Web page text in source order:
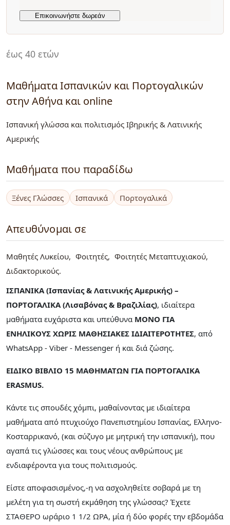
έως 40 ετών
Μαθήματα Ισπανικών και Πορτογαλικών
στην Αθήνα και online
Ισπανική γλώσσα και πολιτισμός Ιβηρικής & Λατινικής
Αμερικής
Μαθήματα που παραδίδω
Ξένες Γλώσσες Ισπανικά Πορτογαλικά
Απευθύνομαι σε
Μαθητές Λυκείου Φοιτητές
Φοιτητές Μεταπτυχιακού
Διδακτορικούς
ΙΣΠΑΝΙΚΑ (Ισπανίας & Λατινικής Αμερικής) –
ΠΟΡΤΟΓΑΛΙΚΑ (Λισαβόνας & Βραζιλίας), ιδιαίτερα
μαθήματα ευχάριστα και υπεύθυνα ΜΟΝΟ ΓΙΑ
ΕΝΗΛΙΚΟΥΣ ΧΩΡΙΣ ΜΑΘΗΣΙΑΚΕΣ ΙΔΙΑΙΤΕΡΟΤΗΤΕΣ, από
WhatsApp - Viber - Messenger ή και διά ζώσης.
ΕΙΔΙΚΟ ΒΙΒΛΙΟ 15 ΜΑΘΗΜΑΤΩΝ ΓΙΑ ΠΟΡΤΟΓΑΛΙΚΑ
ERASMUS.
Κάντε τις σπουδές χόμπι, μαθαίνοντας με ιδιαίτερα
μαθήματα από πτυχιούχο Πανεπιστημίου Ισπανίας, Ελληνο-
Κοσταρρικανό, (και σύζυγο με μητρική την ισπανική), που
αγαπά τις γλώσσες και τους νέους ανθρώπους με
ενδιαφέροντα για τους πολιτισμούς.
Είστε αποφασισμένος,-η να ασχοληθείτε σοβαρά με τη
μελέτη για τη σωστή εκμάθηση της γλώσσας? Έχετε
ΣΤΑΘΕΡΟ ωράριο 1 1/2 ΩΡΑ, μία ή δύο φορές την εβδομάδα